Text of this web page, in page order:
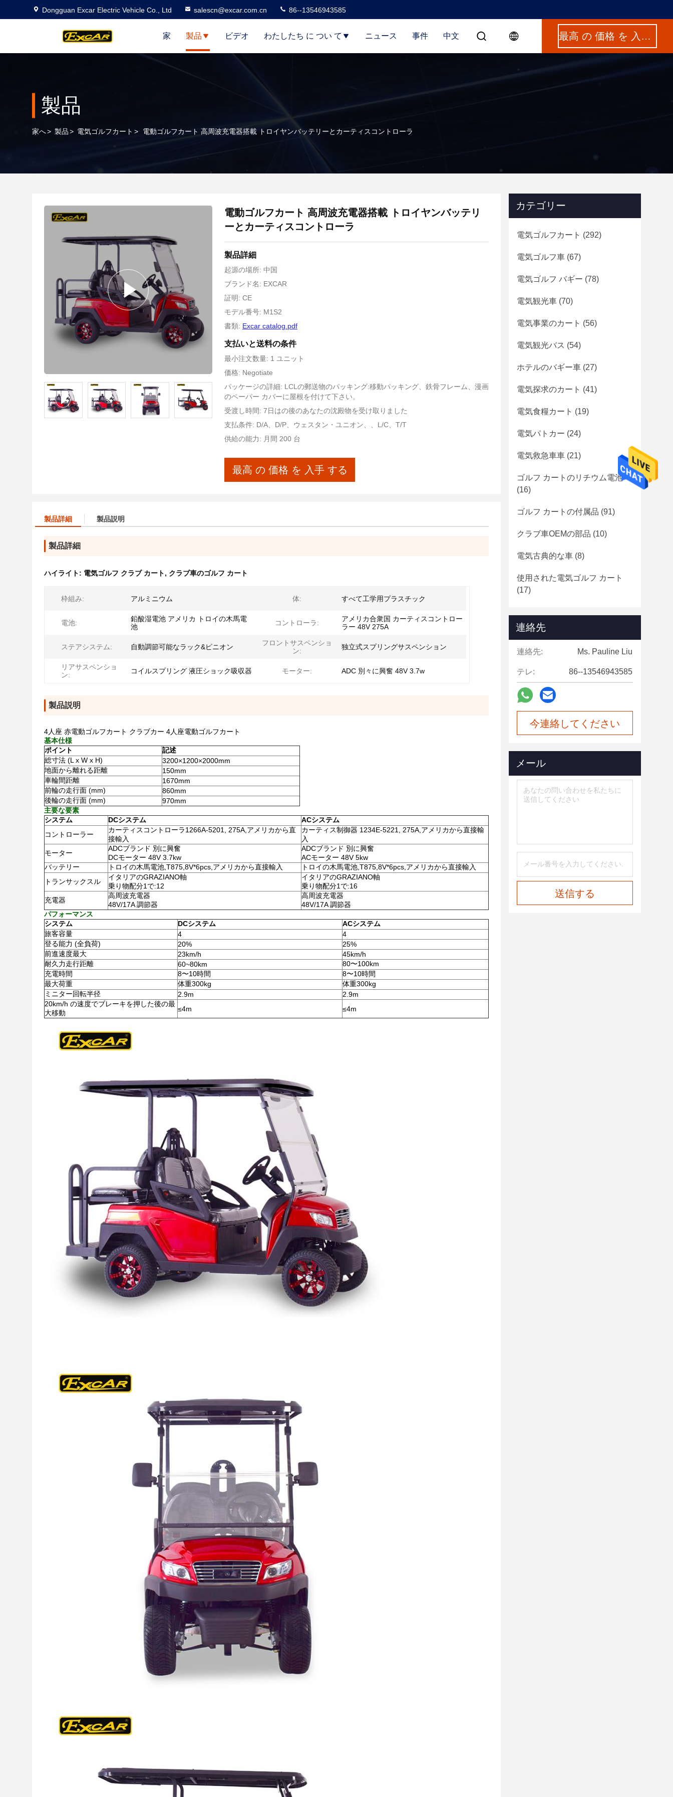
Dongguan Excar Electric Vehicle Co., Ltd salescn@excar.com.cn 86--13546943585
家 製品 ビデオ わたしたち に つい て ニュース 事件 中文 最高 の 価格 を 入手 する
製品
家へ> 製品> 電気ゴルフカート > 電動ゴルフカート 高周波充電器搭載 トロイヤンバッテリーとカーティスコントローラ
電動ゴルフカート 高周波充電器搭載 トロイヤンバッテリ
ーとカーティスコントローラ
製品詳細
起源の場所: 中国
ブランド名: EXCAR
証明: CE
モデル番号: M1S2
書類: Excar catalog.pdf
支払いと送料の条件
最小注文数量: 1 ユニット
価格: Negotiate
パッケージの詳細: LCLの郵送物のパッキング:移動パッキング、鉄骨フレーム、漫画
のペーパー カバーに屋根を付けて下さい。
受渡し時間: 7日はの後のあなたの沈殿物を受け取りました
支払条件: D/A、D/P、ウェスタン・ユニオン、、L/C、T/T
供給の能力: 月間 200 台
最高 の 価格 を 入手 する
製品詳細 製品説明
製品詳細
ハイライト: 電気ゴルフ クラブ カート, クラブ車のゴルフ カート
枠組み: アルミニウム 体: すべて工学用プラスチック
電池:
鉛酸湿電池 アメリカ トロイの木馬電
池
コントローラ:
アメリカ合衆国 カーティスコントロー
ラー 48V 275A
ステアシステム: 自動調節可能なラック&ピニオン
フロントサスペンショ
ン:
独立式スプリングサスペンション
リアサスペンショ
ン:
コイルスプリング 液圧ショック吸収器 モーター: ADC 別々に興奮 48V 3.7w
製品説明
4人座 赤電動ゴルフカート クラブカー 4人座電動ゴルフカート
基本仕様
ポイント
記述
総寸法 (L x W x H)
3200×1200×2000mm
地面から離れる距離
150mm
車輪間距離
1670mm
前輪の走行面 (mm)
860mm
後輪の走行面 (mm)
970mm
主要な要素
システム
DCシステム
ACシステム
コントローラー
カーティスコントローラ1266A-5201, 275A,アメリカから直
接輸入
カーティス制御器 1234E-5221, 275A,アメリカから直接輸
入
モーター
ADCブランド 別に興奮
DCモーター 48V 3.7kw
ADCブランド 別に興奮
ACモーター 48V 5kw
バッテリー
トロイの木馬電池,T875,8V*6pcs,アメリカから直接輸入
トロイの木馬電池,T875,8V*6pcs,アメリカから直接輸入
トランサックスル
イタリアのGRAZIANO軸
乗り物配分1で:12
イタリアのGRAZIANO軸
乗り物配分1で:16
充電器
高周波充電器
48V/17A 調節器
高周波充電器
48V/17A 調節器
パフォーマンス
システム
DCシステム
ACシステム
旅客容量
4
4
登る能力 (全負荷)
20%
25%
前進速度最大
23km/h
45km/h
耐久力走行距離
60~80km
80〜100km
充電時間
8〜10時間
8〜10時間
最大荷重
体重300kg
体重300kg
ミニター回転半径
2.9m
2.9m
20km/h の速度でブレーキを押した後の最
大移動
≤4m ≤4m
カテゴリー
電気ゴルフカート (292)
電気ゴルフ車 (67)
電気ゴルフ バギー (78)
電気観光車 (70)
電気事業のカート (56)
電気観光バス (54)
ホテルのバギー車 (27)
電気探求のカート (41)
電気食糧カート (19)
電気パトカー (24)
電気救急車車 (21)
ゴルフ カートのリチウム電池
(16)
ゴルフ カートの付属品 (91)
クラブ車OEMの部品 (10)
電気古典的な車 (8)
使用された電気ゴルフ カート
(17)
連絡先
連絡先: Ms. Pauline Liu
テレ: 86--13546943585
今連絡してください
メール
送信する